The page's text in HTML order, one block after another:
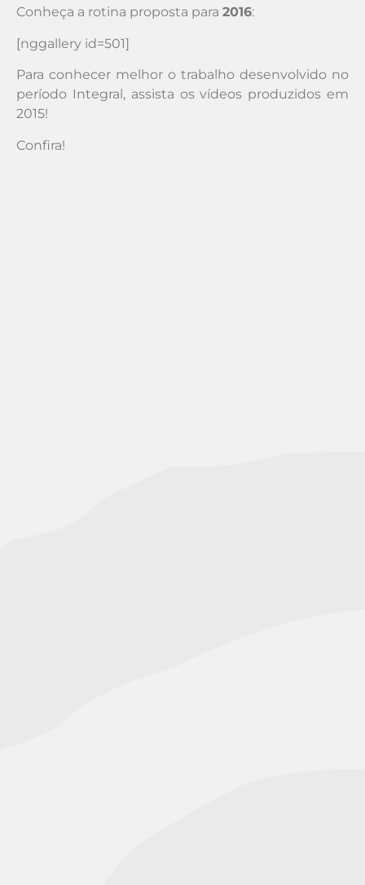
Conheça a rotina proposta para 2016:
[nggallery id=501]
Para conhecer melhor o trabalho desenvolvido no
período Integral, assista os vídeos produzidos em
2015!
Confira!